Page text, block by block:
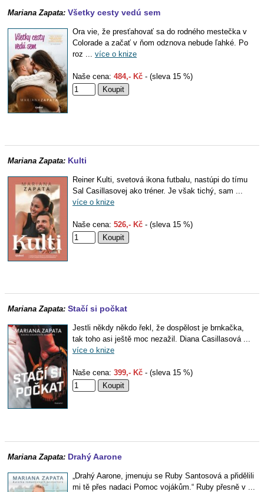
Mariana Zapata: Všetky cesty vedú sem
Ora vie, že presťahovať sa do rodného mestečka v
Colorade a začať v ňom odznova nebude ľahké. Po
roz ... více o knize
Naše cena: 484,- Kč - (sleva 15 %)
Mariana Zapata: Kulti
Reiner Kulti, svetová ikona futbalu, nastúpi do tímu
Sal Casillasovej ako tréner. Je však tichý, sam ...
více o knize
Naše cena: 526,- Kč - (sleva 15 %)
Mariana Zapata: Stačí si počkat
Jestli někdy někdo řekl, že dospělost je brnkačka,
tak toho asi ještě moc nezažil. Diana Casillasová ...
více o knize
Naše cena: 399,- Kč - (sleva 15 %)
Mariana Zapata: Drahý Aarone
„Drahý Aarone, jmenuju se Ruby Santosová a přidělili
mi tě přes nadaci Pomoc vojákům.“ Ruby přesně v ...